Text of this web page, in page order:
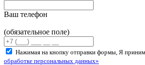
Ваш телефон
(обязательное поле)
Нажимая на кнопку отправки формы, Я
обработке персональных данных»